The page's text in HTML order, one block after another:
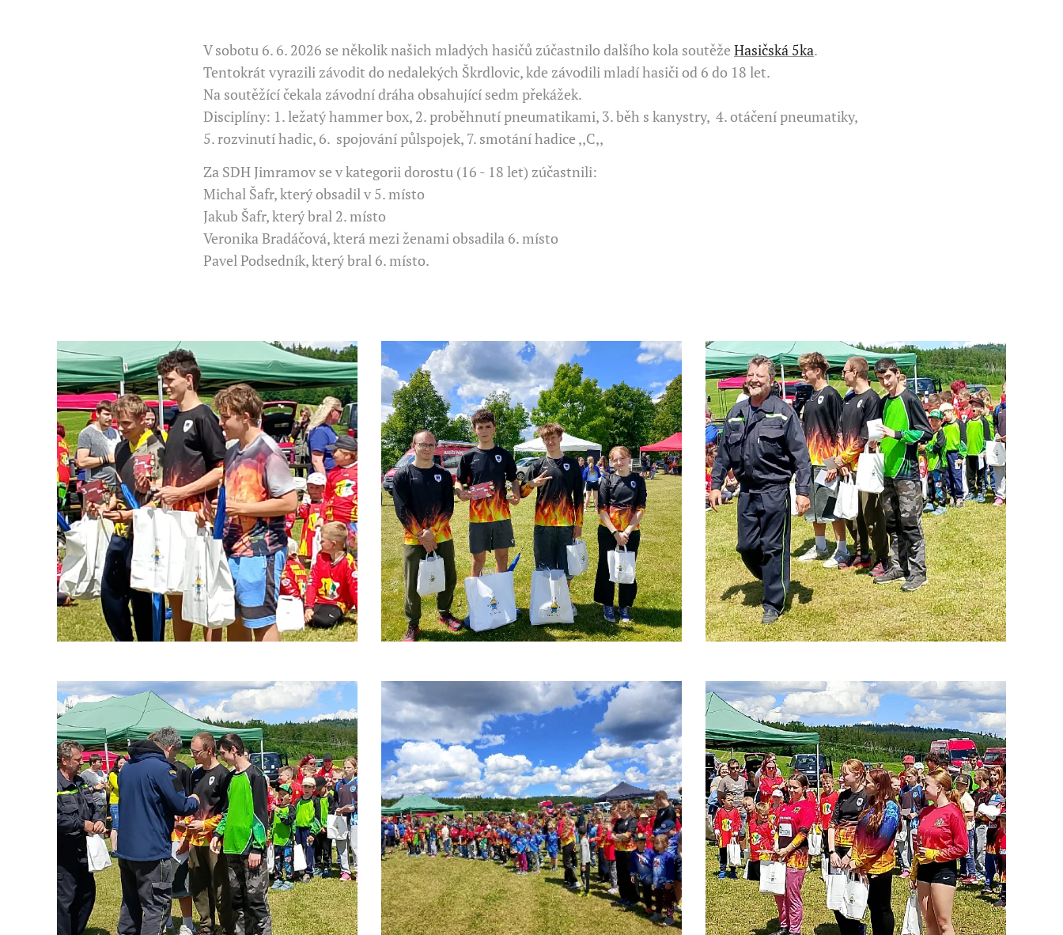
V sobotu 6. 6. 2026 se několik našich mladých hasičů zúčastnilo dalšího kola soutěže Hasičská 5ka.
Tentokrát vyrazili závodit do nedalekých Škrdlovic, kde závodili mladí hasiči od 6 do 18 let.
Na soutěžící čekala závodní dráha obsahující sedm překážek.
Disciplíny: 1. ležatý hammer box, 2. proběhnutí pneumatikami, 3. běh s kanystry, 4. otáčení pneumatiky,
5. rozvinutí hadic, 6. spojování půlspojek, 7. smotání hadice ,,C,,
Za SDH Jimramov se v kategorii dorostu (16 - 18 let) zúčastnili:
Michal Šafr, který obsadil v 5. místo
Jakub Šafr, který bral 2. místo
Veronika Bradáčová, která mezi ženami obsadila 6. místo
Pavel Podsedník, který bral 6. místo.